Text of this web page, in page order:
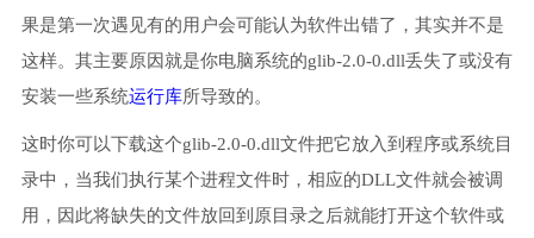
果是第一次遇见有的用户会可能认为软件出错了，其实并不是
这样。其主要原因就是你电脑系统的glib-2.0-0.dll丢失了或没有
安装一些系统运行库所导致的。
这时你可以下载这个glib-2.0-0.dll文件把它放入到程序或系统目
录中，当我们执行某个进程文件时，相应的DLL文件就会被调
用，因此将缺失的文件放回到原目录之后就能打开这个软件或